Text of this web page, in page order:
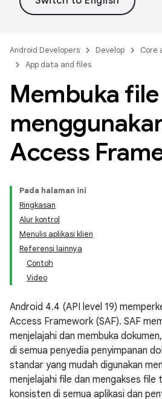
Android Developers Develop
Core
App data and files
Membuka file
Access
Pada halaman ini
Ringkasan
Alur kontrol
Menulis aplikasi klien
Referensi lainnya
Contoh
Video
Android 4.4 (API level 19)
Access Framework (SAF). SAF
menjelajahi dan membuka
di semua penyedia penyimpanan
standar yang mudah digunakan
menjelajahi file dan mengakses file
konsisten di semua aplikasi dan